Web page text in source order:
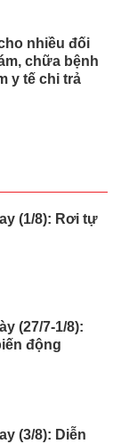
nhiều đối
chữa bệnh
y tế chi trả
(1/8): Rơi tự
(27/7-1/8):
động
(3/8): Diễn